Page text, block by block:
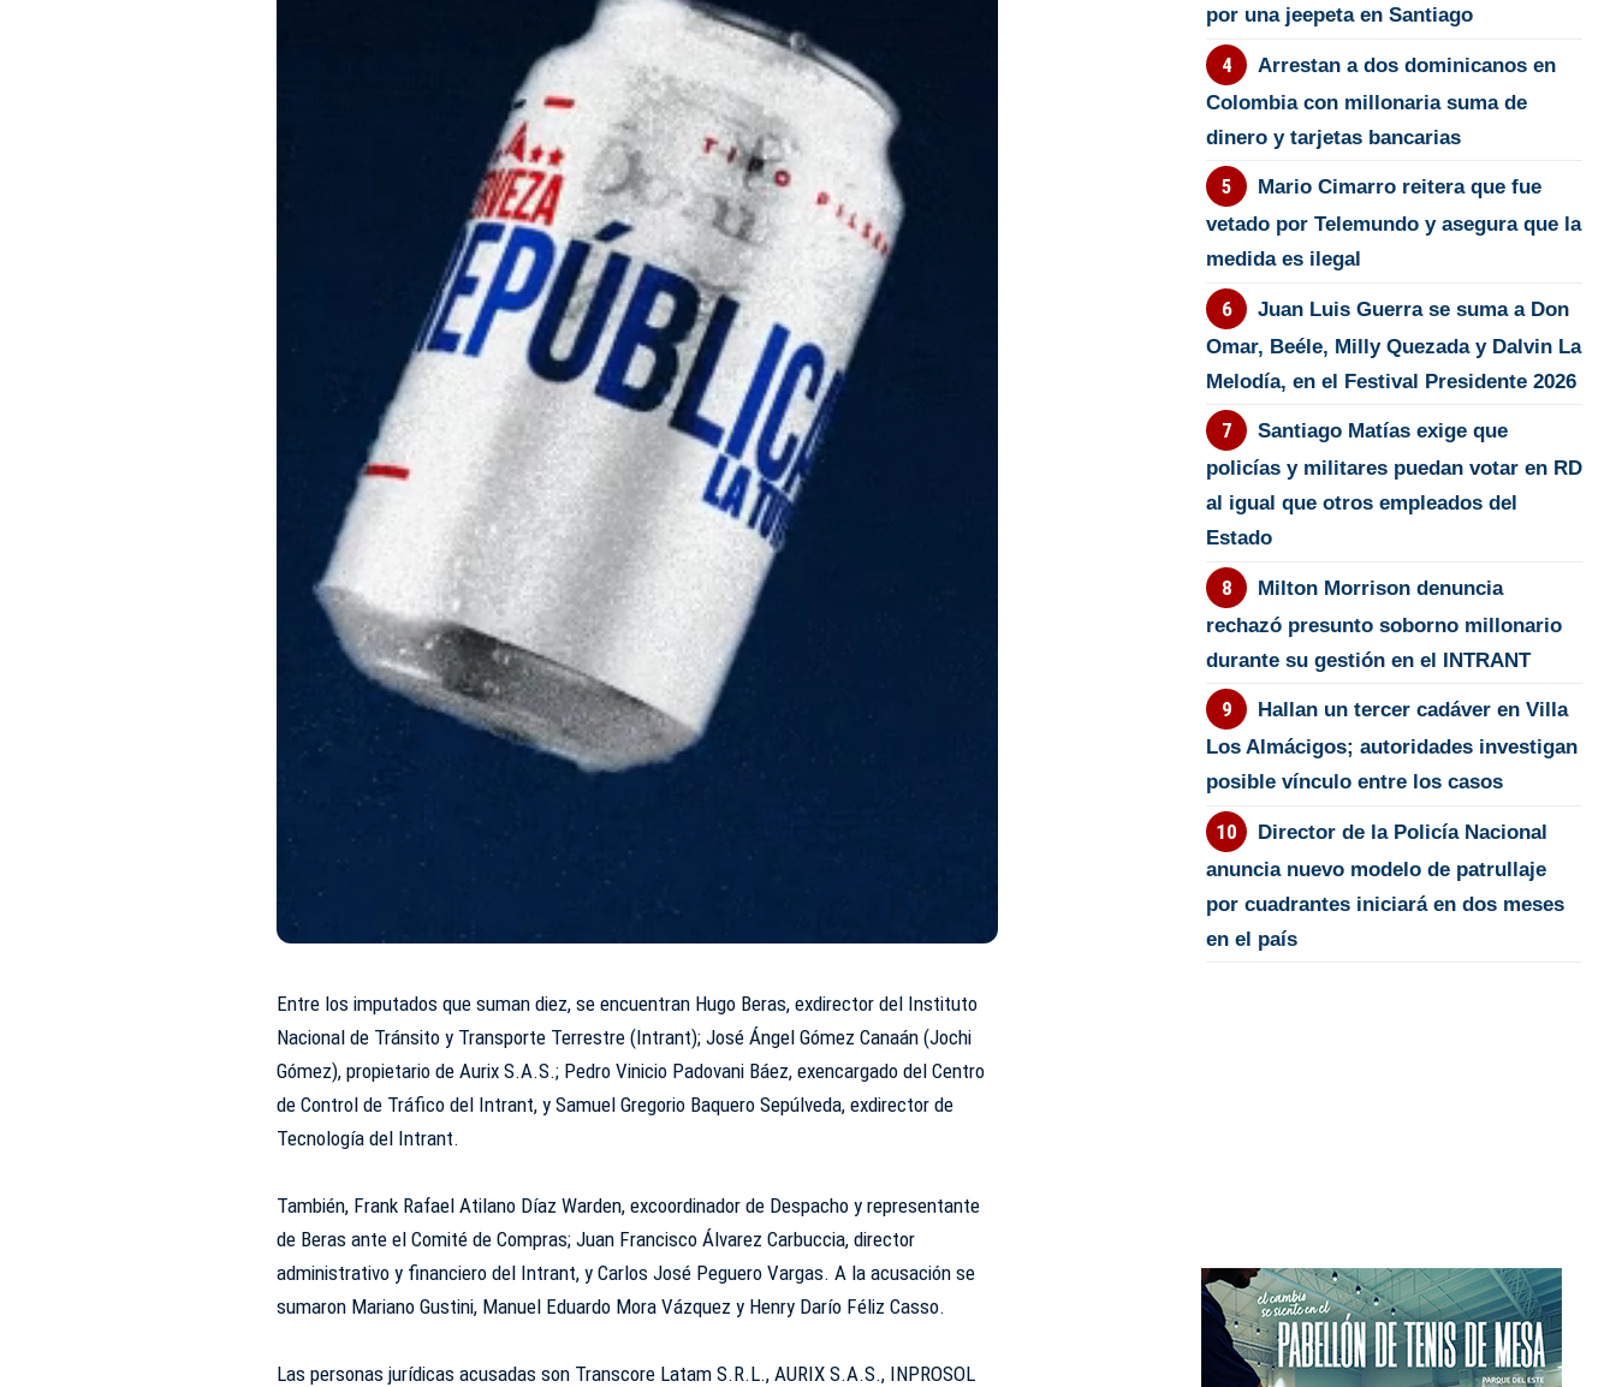
Entre los imputados que suman diez, se encuentran Hugo Beras, exdirector del Instituto
Nacional de Tránsito y Transporte Terrestre (Intrant); José Ángel Gómez Canaán (Jochi
Gómez), propietario de Aurix S.A.S.; Pedro Vinicio Padovani Báez, exencargado del Centro
de Control de Tráfico del Intrant, y Samuel Gregorio Baquero Sepúlveda, exdirector de
Tecnología del Intrant.
También, Frank Rafael Atilano Díaz Warden, excoordinador de Despacho y representante
de Beras ante el Comité de Compras; Juan Francisco Álvarez Carbuccia, director
administrativo y financiero del Intrant, y Carlos José Peguero Vargas. A la acusación se
sumaron Mariano Gustini, Manuel Eduardo Mora Vázquez y Henry Darío Féliz Casso.
Las personas jurídicas acusadas son Transcore Latam S.R.L., AURIX S.A.S., INPROSOL
por una jeepeta en Santiago
Arrestan a dos dominicanos en
Colombia con millonaria suma de
dinero y tarjetas bancarias
Mario Cimarro reitera que fue
vetado por Telemundo y asegura que la
medida es ilegal
Juan Luis Guerra se suma a Don
Omar, Beéle, Milly Quezada y Dalvin La
Melodía, en el Festival Presidente 2026
Santiago Matías exige que
policías y militares puedan votar en RD
al igual que otros empleados del
Estado
Milton Morrison denuncia
rechazó presunto soborno millonario
durante su gestión en el INTRANT
Hallan un tercer cadáver en Villa
Los Almácigos; autoridades investigan
posible vínculo entre los casos
Director de la Policía Nacional
anuncia nuevo modelo de patrullaje
por cuadrantes iniciará en dos meses
en el país